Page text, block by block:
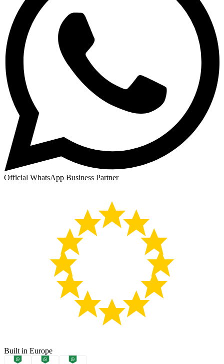
Official WhatsApp Business Partner
Built in Europe